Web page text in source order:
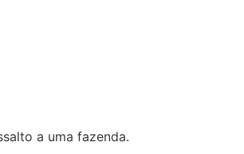
a uma fazenda.